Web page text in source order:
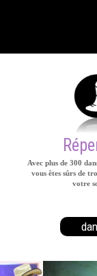
Avec plus de 300
vous êtes sûrs de
votre